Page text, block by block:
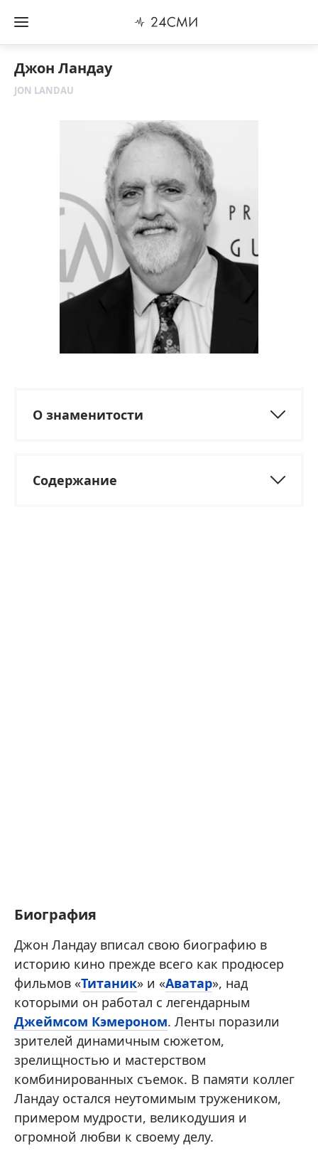
Джон Ландау
JON LANDAU
О знаменитости
Содержание
Биография
Джон Ландау вписал свою биографию в
историю кино прежде всего как продюсер
фильмов «Титаник» и «Аватар», над
которыми он работал с легендарным
Джеймсом Кэмероном. Ленты поразили
зрителей динамичным сюжетом,
зрелищностью и мастерством
комбинированных съемок. В памяти коллег
Ландау остался неутомимым тружеником,
примером мудрости, великодушия и
огромной любви к своему делу.